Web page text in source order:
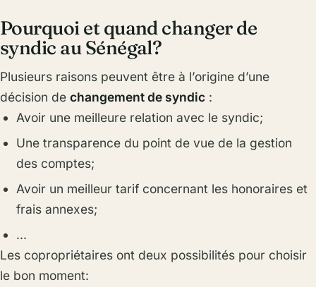
Pourquoi et quand changer de
syndic au Sénégal?
Plusieurs raisons peuvent être à l’origine d’une
décision de changement de syndic :
Avoir une meilleure relation avec le syndic;
Une transparence du point de vue de la gestion
des comptes;
Avoir un meilleur tarif concernant les honoraires et
frais annexes;
…
Les copropriétaires ont deux possibilités pour choisir
le bon moment: